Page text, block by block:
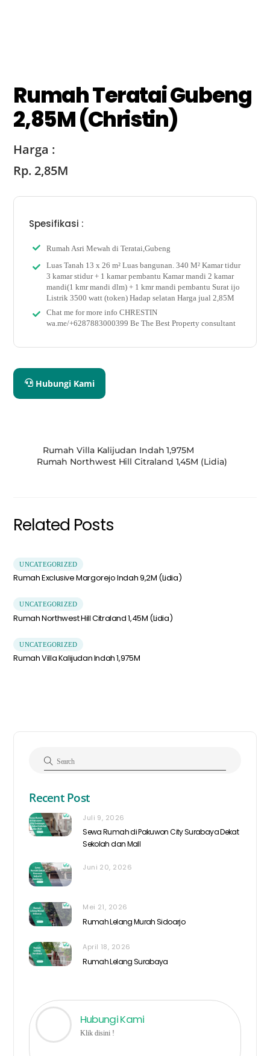
Rumah Teratai Gubeng
2,85M (Christin)
Harga :
Rp. 2,85M
Spesifikasi :
Rumah Asri Mewah di Teratai,Gubeng
Luas Tanah 13 x 26 m² Luas bangunan. 340 M² Kamar tidur
3 kamar stidur + 1 kamar pembantu Kamar mandi 2 kamar
mandi(1 kmr mandi dlm) + 1 kmr mandi pembantu Surat ijo
Listrik 3500 watt (token) Hadap selatan Harga jual 2,85M
Chat me for more info CHRESTIN
wa.me/+6287883000399 Be The Best Property consultant
Hubungi Kami
Rumah Villa Kalijudan Indah 1,975M
Rumah Northwest Hill Citraland 1,45M (Lidia)
Related Posts
UNCATEGORIZED
Rumah Exclusive Margorejo Indah 9,2M (Lidia)
UNCATEGORIZED
Rumah Northwest Hill Citraland 1,45M (Lidia)
UNCATEGORIZED
Rumah Villa Kalijudan Indah 1,975M
Recent Post
Juli 9, 2026
Sewa Rumah di Pakuwon City Surabaya Dekat
Sekolah dan Mall
Juni 20, 2026
Mei 21, 2026
Rumah Lelang Murah Sidoarjo
April 18, 2026
Rumah Lelang Surabaya
Hubungi Kami
Klik disini !